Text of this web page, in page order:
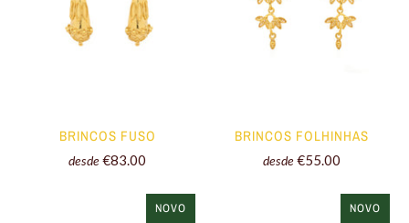
BRINCOS FUSO
desde €83.00
BRINCOS FOLHINHAS
desde €55.00
NOVO NOVO